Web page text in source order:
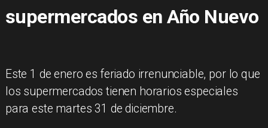
supermercados en Año Nuevo
Este 1 de enero es feriado irrenunciable, por lo que
los supermercados tienen horarios especiales
para este martes 31 de diciembre.